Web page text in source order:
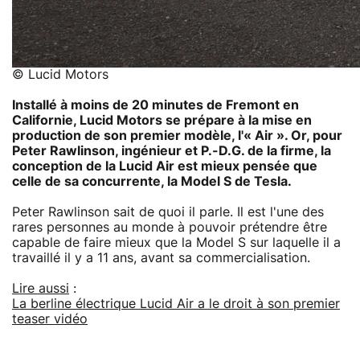
© Lucid Motors
Installé à moins de 20 minutes de Fremont en
Californie, Lucid Motors se prépare à la mise en
production de son premier modèle, l'« Air ». Or, pour
Peter Rawlinson, ingénieur et P.-D.G. de la firme, la
conception de la Lucid Air est mieux pensée que
celle de sa concurrente, la Model S de Tesla.
Peter Rawlinson sait de quoi il parle. Il est l'une des
rares personnes au monde à pouvoir prétendre être
capable de faire mieux que la Model S sur laquelle il a
travaillé il y a 11 ans, avant sa commercialisation.
Lire aussi :
La berline électrique Lucid Air a le droit à son premier
teaser vidéo